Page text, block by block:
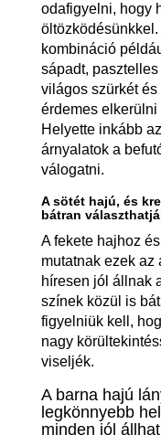
odafigyelni, hogy
kombináció
sápadt,
világos szürkét
érdemes
Helyette inkább
árnyalatok a
válogatni.
A sötét hajú, és
bátran
A fekete hajhoz
mutatnak ezek az
híresen jól állnak
színek közül is
figyelniük kell,
nagy
viseljék.
A barna hajú
legkönnyebb
minden jól